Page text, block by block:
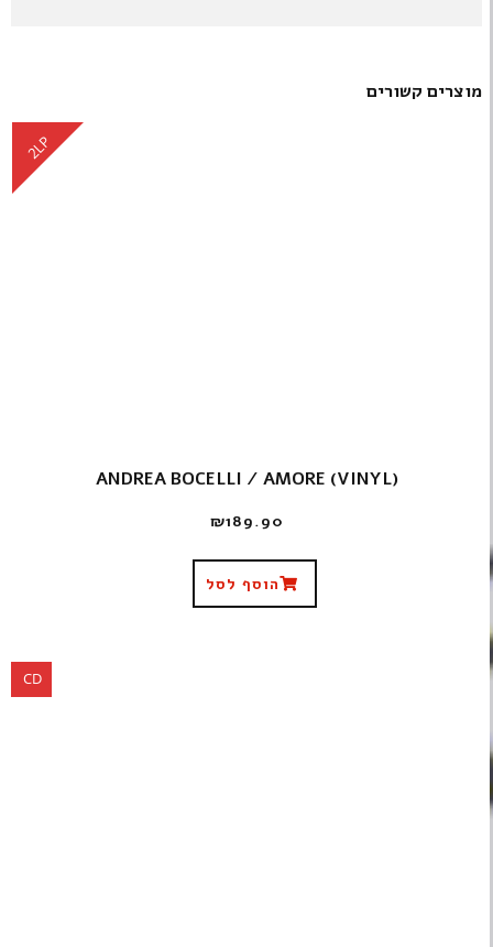
מוצרים קשורים
2LP
ANDREA BOCELLI / AMORE (VINYL)
₪189.90
הוסף לסל
CD